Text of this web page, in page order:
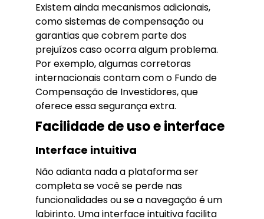
Existem ainda mecanismos adicionais,
como sistemas de compensação ou
garantias que cobrem parte dos
prejuízos caso ocorra algum problema.
Por exemplo, algumas corretoras
internacionais contam com o Fundo de
Compensação de Investidores, que
oferece essa segurança extra.
Facilidade de uso e interface
Interface intuitiva
Não adianta nada a plataforma ser
completa se você se perde nas
funcionalidades ou se a navegação é um
labirinto. Uma interface intuitiva facilita